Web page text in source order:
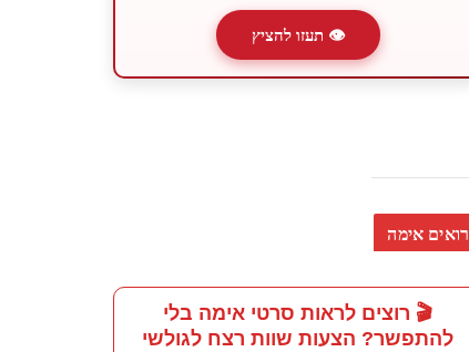
👁 תעזו להציץ
רואים אימה
🎬 רוצים לראות סרטי אימה בלי
להתפשר? הצעות שוות רצח לגולשי